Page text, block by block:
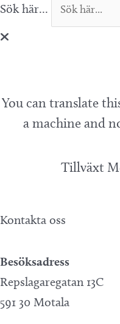
Sök här...
You can translate
a machine and
Tillväxt
Kontakta oss
Besöksadress
Repslagaregatan 13C
591 30 Motala